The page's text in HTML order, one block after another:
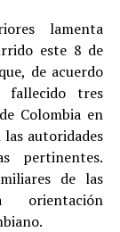
lamenta
este 8 de
de acuerdo
fallecido tres
Colombia en
autoridades
pertinentes.
de las
orientación